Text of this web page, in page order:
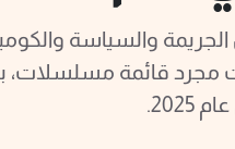
والسياسة